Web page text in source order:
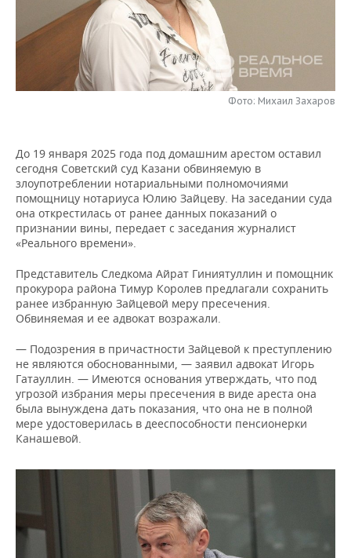
НЕФТЕХИМИЯ
НЕФТЬ
РОЗНИЧНАЯ ТОРГОВЛЯ
ТРАНСПОРТ
НОВОСТИ ТЕХНОЛОГИЙ
МЕРОПРИЯТИЯ
НОВОСТИ МЕРОПРИЯТИЙ
ONLINE-КОНФЕРЕНЦИИ
ОТКРЫТАЯ ЛЕКЦИЯ
ХОККЕЙ
БАСКЕТБОЛ
ВОЛЕЙБОЛ
КИБЕРСПОРТ
ФИГУРНОЕ КАТАНИЕ
ВОДНЫЕ ВИДЫ СПОРТА
ХОККЕЙ С МЯЧОМ
ВЛАСТЬ
ИНФРАСТРУКТУРА
ИСТОРИЯ
КУЛЬТУРА
МЕДИЦИНА
ОБРАЗОВАНИЕ
ПРОИСШЕСТВИЯ
СЮЖЕТЫ
СПРАВОЧНИК
СПИСОК ПЕРСОН
СПИСОК КОМПАНИЙ
ПОЛНАЯ ВЕРСИЯ
Фото: Михаил Захаров
До 19 января 2025 года под домашним арестом оставил
сегодня Советский суд Казани обвиняемую в
злоупотреблении нотариальными полномочиями
помощницу нотариуса Юлию Зайцеву. На заседании суда
она открестилась от ранее данных показаний о
признании вины, передает с заседания журналист
«Реального времени».
Представитель Следкома Айрат Гиниятуллин и помощник
прокурора района Тимур Королев предлагали сохранить
ранее избранную Зайцевой меру пресечения.
Обвиняемая и ее адвокат возражали.
— Подозрения в причастности Зайцевой к преступлению
не являются обоснованными, — заявил адвокат Игорь
Гатауллин. — Имеются основания утверждать, что под
угрозой избрания меры пресечения в виде ареста она
была вынуждена дать показания, что она не в полной
мере удостоверилась в дееспособности пенсионерки
Канашевой.